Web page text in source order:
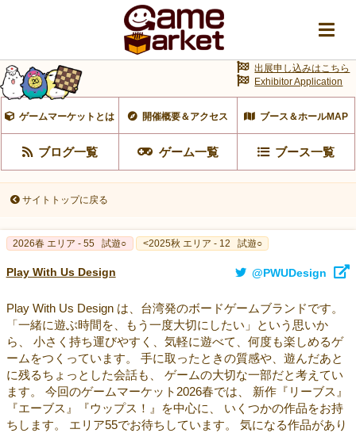
ゲームマーケットとは 開催概要＆アクセス ブース＆ホールMAP
ブログ一覧 ゲーム一覧 ブース一覧
出展申し込みはこちら
Exhibitor Application
サイトトップに戻る
2026春 エリア - 55 試遊○ <2025秋 エリア - 12 試遊○
Play With Us Design @PWUDesign
Play With Us Design は、台湾発のボードゲームブランドです。
「一緒に遊ぶ時間を、もう一度大切にしたい」という思いか
ら、 小さく持ち運びやすく、気軽に遊べて、何度も楽しめるゲ
ームをつくっています。 手に取ったときの質感や、遊んだあと
に残るちょっとした会話も、 ゲームの大切な一部だと考えてい
ます。 今回のゲームマーケット2026春では、 新作『リーブス』
『エーブス』『ウップス！』を中心に、 いくつかの作品をお持
ちします。 エリア55でお待ちしています。 気になる作品があり